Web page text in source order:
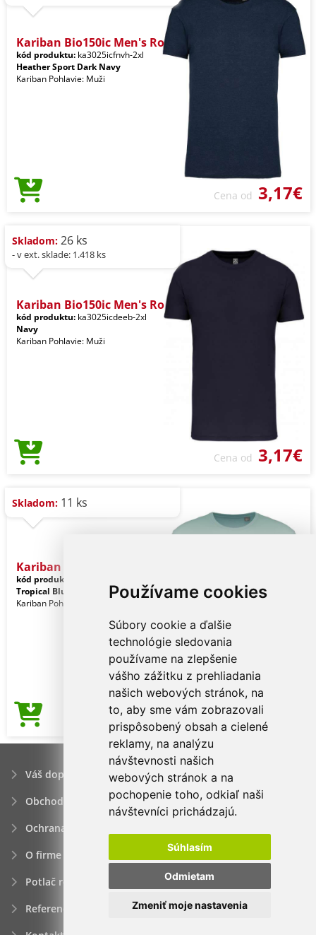
Používame cookies
Súbory cookie a ďalšie
technológie sledovania
používame na zlepšenie
vášho zážitku z prehliadania
našich webových stránok, na
to, aby sme vám zobrazovali
prispôsobený obsah a cielené
reklamy, na analýzu
návštevnosti našich
webových stránok a na
pochopenie toho, odkiaľ naši
návštevníci prichádzajú.
Súhlasím
Odmietam
Zmeniť moje nastavenia
Kariban Bio150ic Men's Ro
kód produktu: ka3025icfnvh-2xl
Heather Sport Dark Navy
Kariban Pohlavie: Muži
Cena od 3,17€
Skladom: 26 ks
- v ext. sklade: 1.418 ks
Kariban Bio150ic Men's Ro
kód produktu: ka3025icdeeb-2xl
Navy
Kariban Pohlavie: Muži
Cena od 3,17€
Skladom: 11 ks
Kariban Bio150ic Men's Ro
kód produktu:
Tropical Blue
Kariban Pohlavie: Muži
Cena od 3,17€
Váš dopyt
Obchodné podmienky
Ochrana osobných údajov
O firme
Potlač reklamných predmetov
Referencie